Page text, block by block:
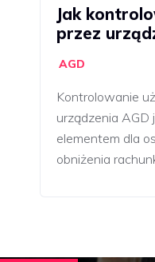
Jak
przez
AGD
Kontrolowanie
urządzenia AGD
elementem dla
obniżenia